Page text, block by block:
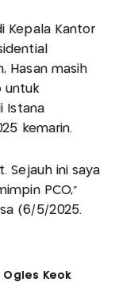
Kepala Kantor
Hasan masih
untuk
Istana
kemarin.
Sejauh ini saya
PCO,”
(6/5/2025.
Ogles Keok